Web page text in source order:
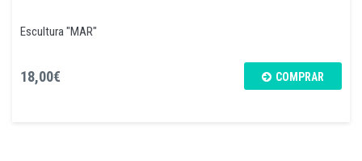
Escultura "MAR"
18,00€ COMPRAR